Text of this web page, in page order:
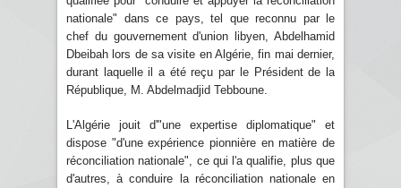
nationale" dans ce pays, tel que reconnu par le
chef du gouvernement d'union libyen, Abdelhamid
Dbeibah lors de sa visite en Algérie, fin mai dernier,
durant laquelle il a été reçu par le Président de la
République, M. Abdelmadjid Tebboune.
L'Algérie jouit d'"une expertise diplomatique" et
dispose "d'une expérience pionnière en matière de
réconciliation nationale", ce qui l'a qualifie, plus que
d'autres, à conduire la réconciliation nationale en